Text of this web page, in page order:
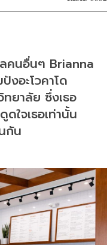
คนอื่นๆ Brianna
งอะโวคาโด
ยาลัย ซึ่งเธอ
ใจเธอเท่านั้น
กัน